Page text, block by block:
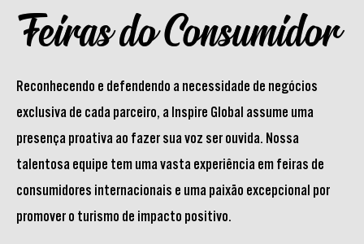
Feiras do Consumidor
Reconhecendo e defendendo a necessidade de negócios
exclusiva de cada parceiro, a Inspire Global assume uma
presença proativa ao fazer sua voz ser ouvida. Nossa
talentosa equipe tem uma vasta experiência em feiras de
consumidores internacionais e uma paixão excepcional por
promover o turismo de impacto positivo.